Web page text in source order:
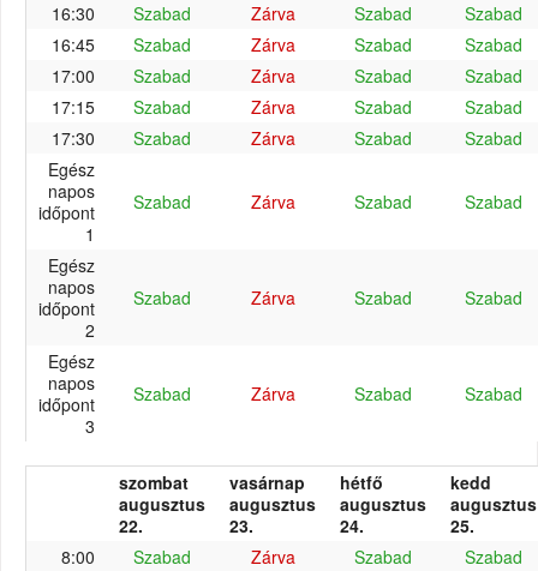
16:30 Szabad Zárva Szabad
Szabad
16:45
Szabad Zárva Szabad
Szabad
17:00
Szabad Zárva Szabad
Szabad
17:15
Szabad Zárva Szabad
Szabad
17:30
Szabad Zárva Szabad
Szabad
Egész
napos
időpont
1
Szabad Zárva Szabad Szabad
Egész
napos
időpont
2
Szabad Zárva Szabad Szabad
Egész
napos
időpont
3
Szabad Zárva Szabad Szabad
szombat
augusztus
22.
vasárnap
augusztus
23.
hétfő
augusztus
24.
kedd
augusztus
25.
8:00
Szabad Zárva Szabad
Szabad